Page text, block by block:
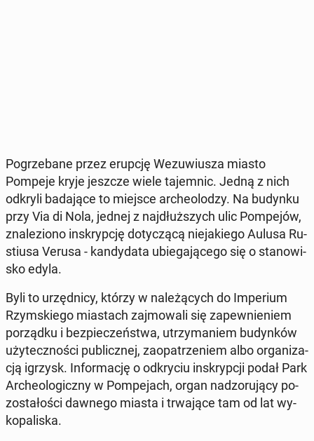
Po­grze­ba­ne przez erupcję We­zu­wiu­sza miasto
Pompeje kryje jeszcze wiele ta­jem­nic. Jedną z nich
odkryli ba­da­ją­ce to miejsce ar­che­olo­dzy. Na budynku
przy Via di Nola, jednej z naj­dłuż­szych ulic Pom­pe­jów,
zna­le­zio­no in­skryp­cję do­ty­czą­cą nie­ja­kie­go Aulusa Ru­
stiu­sa Verusa - kan­dy­da­ta ubie­ga­ją­ce­go się o sta­no­wi­
sko edyla.
Byli to urzęd­ni­cy, którzy w na­le­żą­cych do Im­pe­rium
Rzym­skie­go mia­stach zaj­mo­wa­li się za­pew­nie­niem
po­rząd­ku i bez­pie­czeń­stwa, utrzy­ma­niem bu­dyn­ków
uży­tecz­no­ści pu­blicz­nej, za­opa­trze­niem albo or­ga­ni­za­
cją igrzysk. In­for­ma­cję o od­kry­ciu in­skryp­cji podał Park
Ar­che­olo­gicz­ny w Pom­pe­jach, organ nad­zo­ru­ją­cy po­
zo­sta­ło­ści dawnego miasta i trwa­ją­ce tam od lat wy­
ko­pa­li­ska.